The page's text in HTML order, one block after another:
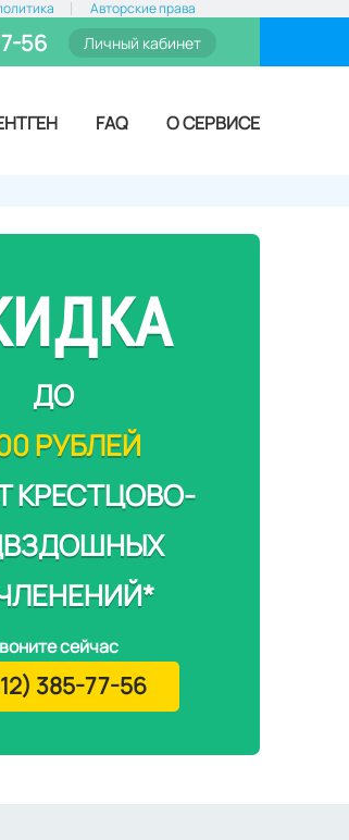
Авторские права
56 Личный кабинет
FAQ О СЕРВИСЕ
ДО
РУБЛЕЙ
КРЕСТЦОВО-
сейчас
385-77-56